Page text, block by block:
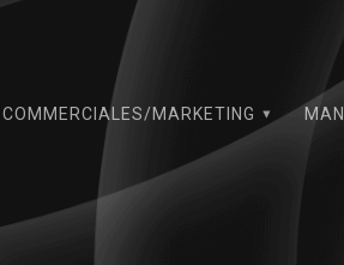
COMMERCIALES/MARKETING